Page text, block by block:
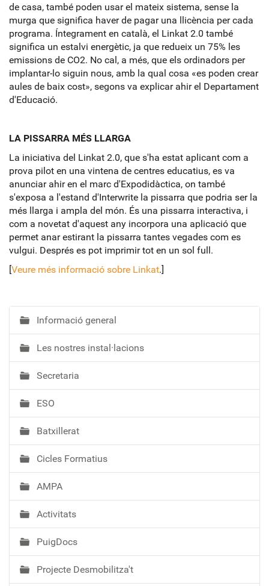
de casa, també poden usar el mateix sistema, sense la
murga que significa haver de pagar una llicència per cada
programa. Íntegrament en català, el Linkat 2.0 també
significa un estalvi energètic, ja que redueix un 75% les
emissions de CO2. No cal, a més, que els ordinadors per
implantar-lo siguin nous, amb la qual cosa «es poden crear
aules de baix cost», segons va explicar ahir el Departament
d'Educació.
LA PISSARRA MÉS LLARGA
La iniciativa del Linkat 2.0, que s'ha estat aplicant com a
prova pilot en una vintena de centres educatius, es va
anunciar ahir en el marc d'Expodidàctica, on també
s'exposa a l'estand d'Interwrite la pissarra que podria ser la
més llarga i ampla del món. És una pissarra interactiva, i
com a novetat d'aquest any incorpora una aplicació que
permet anar estirant la pissarra tantes vegades com es
vulgui. Després es pot imprimir tot en un sol full.
[Veure més informació sobre Linkat.]
N
a
v
e
g
a
c
ó
Informació general
Les nostres instal·lacions
Secretaria
ESO
Batxillerat
Cicles Formatius
AMPA
Activitats
PuigDocs
Projecte Desmobilitza't